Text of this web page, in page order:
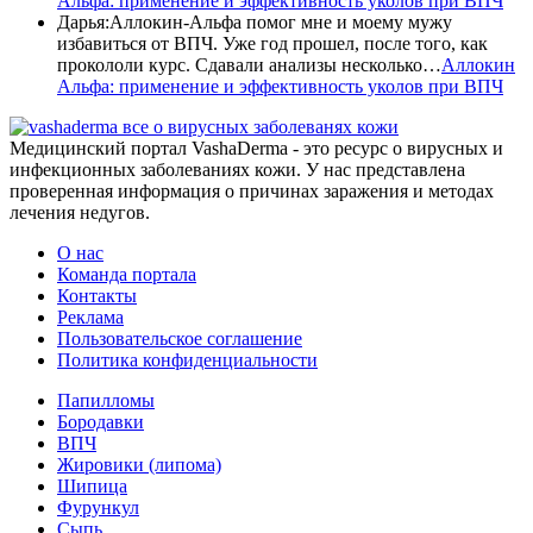
Дарья:Аллокин-Альфа помог мне и моему мужу
избавиться от ВПЧ. Уже год прошел, после того, как
прокололи курс. Сдавали анализы несколько…Аллокин
Альфа: применение и эффективность уколов при ВПЧ
все о вирусных заболеванях кожи
Медицинский портал VashaDerma - это ресурс о вирусных и
инфекционных заболеваниях кожи. У нас представлена
проверенная информация о причинах заражения и методах
лечения недугов.
О нас
Команда портала
Контакты
Реклама
Пользовательское соглашение
Политика конфиденциальности
Папилломы
Бородавки
ВПЧ
Жировики (липома)
Шипица
Фурункул